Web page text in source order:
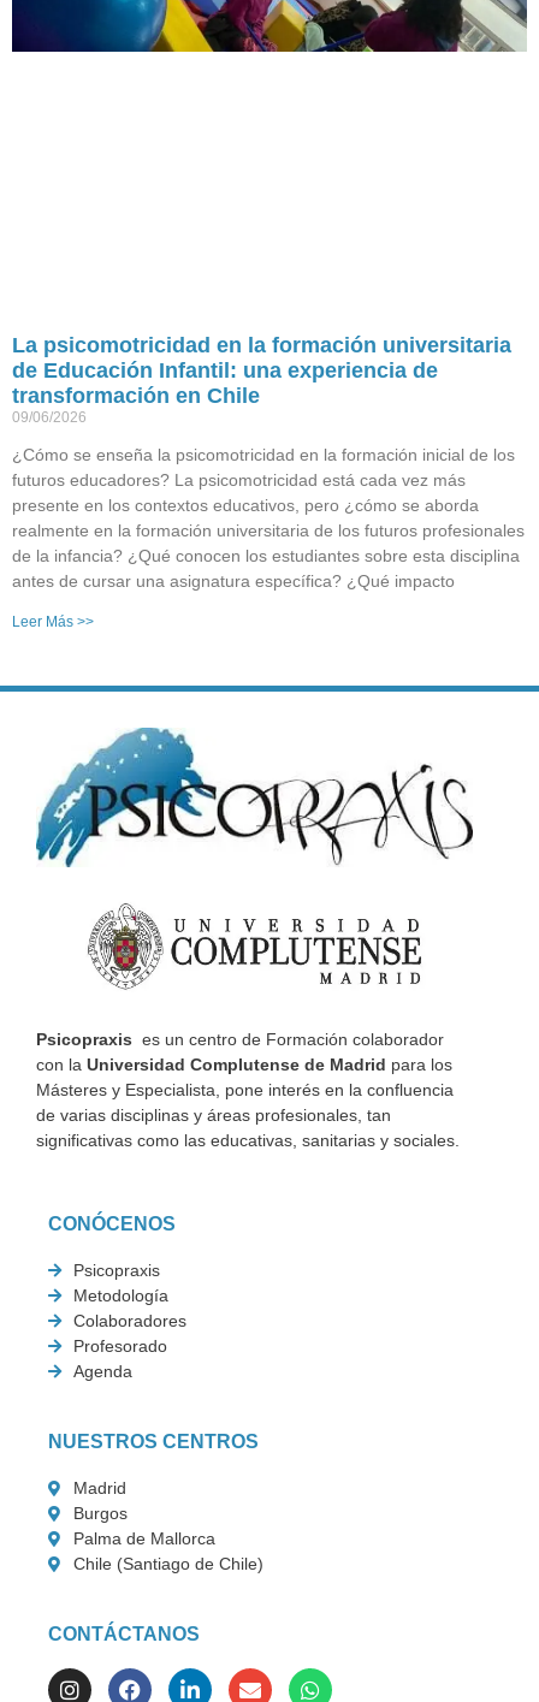
La psicomotricidad en la formación universitaria
de Educación Infantil: una experiencia de
transformación en Chile
09/06/2026
¿Cómo se enseña la psicomotricidad en la formación inicial de los
futuros educadores? La psicomotricidad está cada vez más
presente en los contextos educativos, pero ¿cómo se aborda
realmente en la formación universitaria de los futuros profesionales
de la infancia? ¿Qué conocen los estudiantes sobre esta disciplina
antes de cursar una asignatura específica? ¿Qué impacto
Leer Más >>
Psicopraxis es un centro de Formación colaborador
con la Universidad Complutense de Madrid para los
Másteres y Especialista, pone interés en la confluencia
de varias disciplinas y áreas profesionales, tan
significativas como las educativas, sanitarias y sociales.
CONÓCENOS
Psicopraxis
Metodología
Colaboradores
Profesorado
Agenda
NUESTROS CENTROS
Madrid
Burgos
Palma de Mallorca
Chile (Santiago de Chile)
CONTÁCTANOS